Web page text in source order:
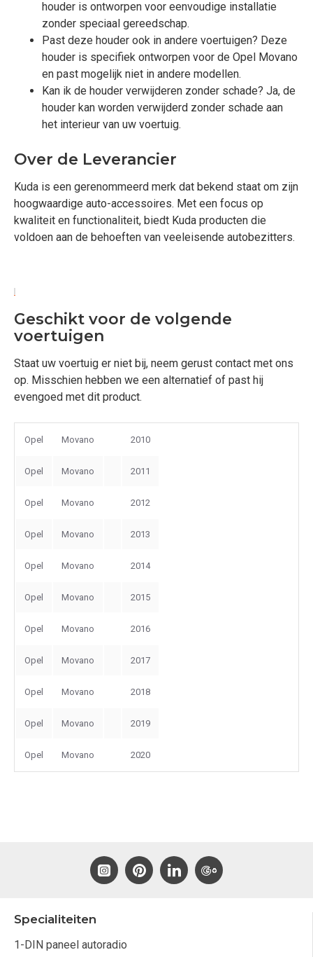
houder is ontworpen voor eenvoudige installatie
zonder speciaal gereedschap.
Past deze houder ook in andere voertuigen? Deze
houder is specifiek ontworpen voor de Opel Movano
en past mogelijk niet in andere modellen.
Kan ik de houder verwijderen zonder schade? Ja, de
houder kan worden verwijderd zonder schade aan
het interieur van uw voertuig.
Over de Leverancier
Kuda is een gerenommeerd merk dat bekend staat om zijn
hoogwaardige auto-accessoires. Met een focus op
kwaliteit en functionaliteit, biedt Kuda producten die
voldoen aan de behoeften van veeleisende autobezitters.
Geschikt voor de volgende
voertuigen
Staat uw voertuig er niet bij, neem gerust contact met ons
op. Misschien hebben we een alternatief of past hij
evengoed met dit product.
Opel Movano 2010
Opel Movano 2011
Opel Movano 2012
Opel Movano 2013
Opel Movano 2014
Opel Movano 2015
Opel Movano 2016
Opel Movano 2017
Opel Movano 2018
Opel Movano 2019
Opel Movano 2020
Specialiteiten
1-DIN paneel autoradio